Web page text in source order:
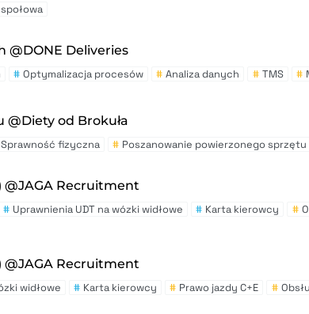
@DONE Deliveries
# Optymalizacja procesów # Analiza danych # TMS #
od Brokuła
Sprawność fizyczna # Poszanowanie powierzonego sprzętu
@JAGA Recruitment
# Uprawnienia UDT na wózki widłowe # Karta kierowcy #
@JAGA Recruitment
widłowe # Karta kierowcy # Prawo jazdy C+E #